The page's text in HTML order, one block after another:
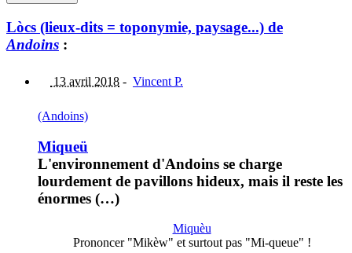
Lòcs (lieux-dits = toponymie, paysage...) de
Andoins :
13 avril 2018 - Vincent P.
(Andoins)
Miqueü
L'environnement d'Andoins se charge
lourdement de pavillons hideux, mais il reste les
énormes (…)
Miquèu
Prononcer "Mikèw" et surtout pas "Mi-queue" !